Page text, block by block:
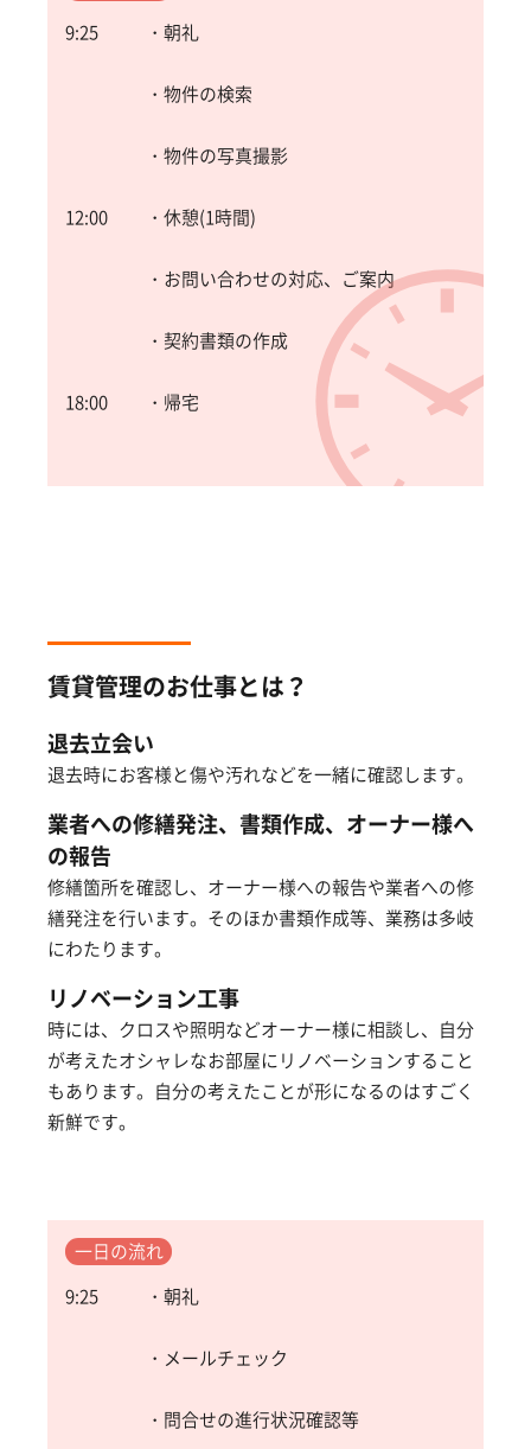
9:25
・朝礼
・物件の検索
・物件の写真撮影
12:00 ・休憩(1時間)
・お問い合わせの対応、ご案内
・契約書類の作成
18:00 ・帰宅
賃貸管理のお仕事とは？
退去立会い
退去時にお客様と傷や汚れなどを一緒に確認します。
業者への修繕発注、書類作成、オーナー様へ
の報告
修繕箇所を確認し、オーナー様への報告や業者への修
繕発注を行います。そのほか書類作成等、業務は多岐
にわたります。
リノベーション工事
時には、クロスや照明などオーナー様に相談し、自分
が考えたオシャレなお部屋にリノベーションすること
もあります。自分の考えたことが形になるのはすごく
新鮮です。
一日の流れ
9:25
・朝礼
・メールチェック
・問合せの進行状況確認等